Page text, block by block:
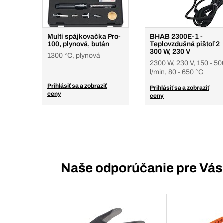
Multi spájkovačka Pro-
100, plynová, bután
1300 °C, plynová
Prihlásiť sa a zobraziť
ceny
BHAB 2300E-1 -
Teplovzdušná pištoľ 2
300 W, 230 V
2300 W, 230 V, 150 -
l/min, 80 - 650 °C
Prihlásiť sa a zobraziť
ceny
Naše odporúčanie pre